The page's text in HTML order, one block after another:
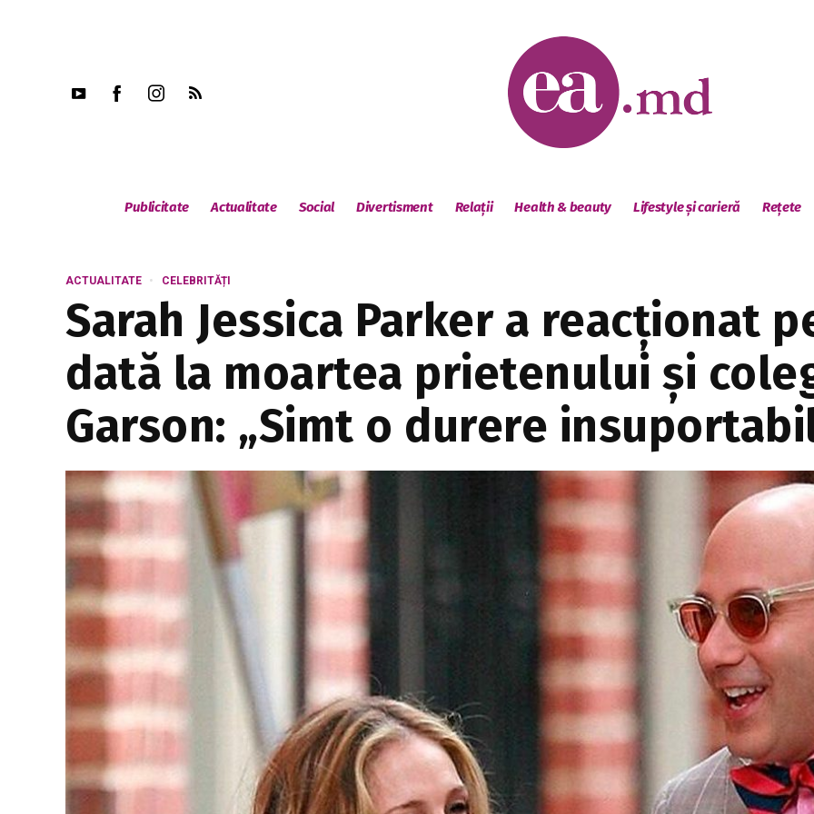
Publicitate Actualitate Social Divertisment Relații Health & beauty Lifestyle și carieră Rețete
ACTUALITATE CELEBRITĂȚI
Sarah Jessica Parker a reacționat
dată la moartea prietenului și
Garson: „Simt o durere